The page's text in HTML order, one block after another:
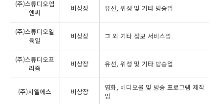
(주)스튜디오엠
앤씨
비상장 유선, 위성 및 기타 방송업
(주)스튜디오일
육일
비상장 그 외 기타 정보 서비스업
(주)스튜디오프
리즘
비상장 유선, 위성 및 기타 방송업
(주)시엘에스 비상장
영화, 비디오물 및 방송 프로그램 제작
업